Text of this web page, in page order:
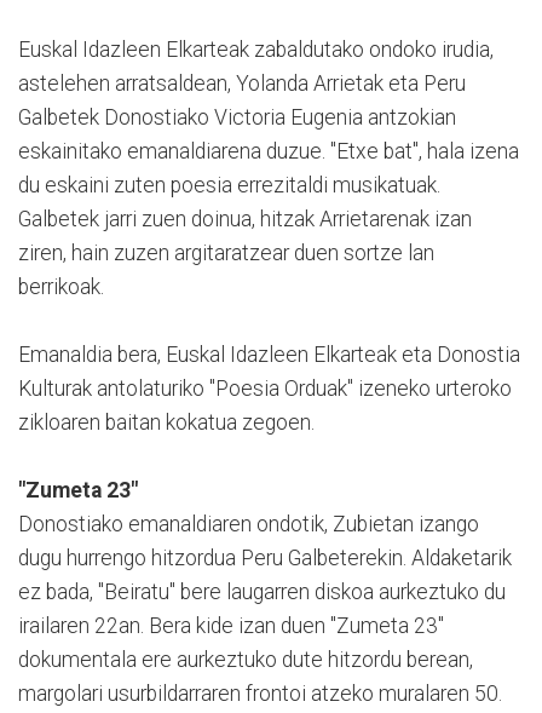
Euskal Idazleen Elkarteak zabaldutako ondoko irudia,
astelehen arratsaldean, Yolanda Arrietak eta Peru
Galbetek Donostiako Victoria Eugenia antzokian
eskainitako emanaldiarena duzue. "Etxe bat", hala izena
du eskaini zuten poesia errezitaldi musikatuak.
Galbetek jarri zuen doinua, hitzak Arrietarenak izan
ziren, hain zuzen argitaratzear duen sortze lan
berrikoak.
Emanaldia bera, Euskal Idazleen Elkarteak eta Donostia
Kulturak antolaturiko "Poesia Orduak" izeneko urteroko
zikloaren baitan kokatua zegoen.
"Zumeta 23"
Donostiako emanaldiaren ondotik, Zubietan izango
dugu hurrengo hitzordua Peru Galbeterekin. Aldaketarik
ez bada, "Beiratu" bere laugarren diskoa aurkeztuko du
irailaren 22an. Bera kide izan duen "Zumeta 23"
dokumentala ere aurkeztuko dute hitzordu berean,
margolari usurbildarraren frontoi atzeko muralaren 50.